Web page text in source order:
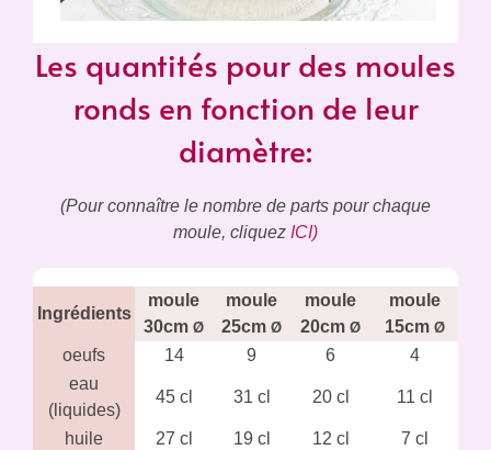
Les quantités pour des moules
ronds en fonction de leur
diamètre:
(Pour connaître le nombre de parts pour chaque
moule, cliquez ICI)
Ingrédients
moule
30cm Ø
moule
25cm Ø
moule
20cm Ø
moule
15cm Ø
oeufs 14 9 6
4
eau
(liquides)
45 cl 31 cl 20 cl 11 cl
huile 27 cl 19 cl 12 cl
7 cl